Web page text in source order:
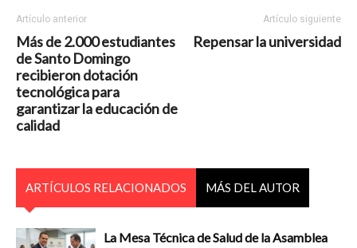
Artículo anterior
Más de 2.000 estudiantes
de Santo Domingo
recibieron dotación
tecnológica para
garantizar la educación de
calidad
Artículo siguiente
Repensar la universidad
ARTÍCULOS RELACIONADOS MÁS DEL AUTOR
La Mesa Técnica de Salud de la Asamblea